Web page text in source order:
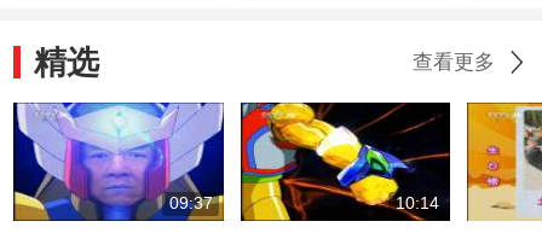
精选 查看更多
09:37 10:14